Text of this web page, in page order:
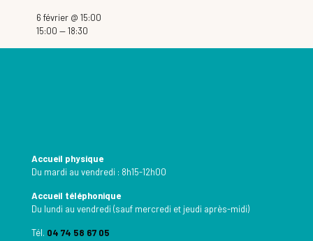
6 février @ 15:00
15:00 — 18:30
Accueil physique
Du mardi au vendredi : 8h15-12h00
Accueil téléphonique
Du lundi au vendredi (sauf mercredi et jeudi après-midi)
Tél. 04 74 58 67 05